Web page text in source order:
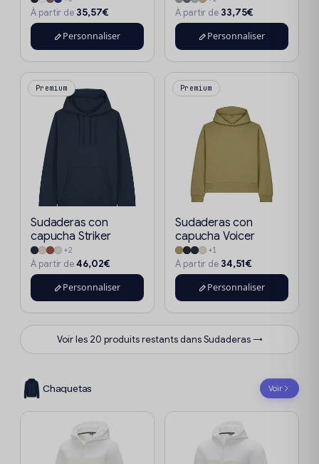
À partir de 35,57€
Personnaliser
À partir de 33,75€
Personnaliser
Premium
Sudaderas con
capucha Striker
+2
À partir de46,02€
Personnaliser
Premium
Sudaderas con
capucha Voicer
+1
À partir de 34,51€
Personnaliser
Voir les 20 produits restants dans Sudaderas →
Chaquetas Voir